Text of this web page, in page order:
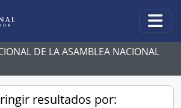
DE LA ASAMBLEA NACIONAL
resultados por: